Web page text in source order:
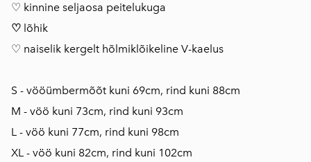
♡ kinnine seljaosa peitelukuga
♡ lõhik
♡ naiselik kergelt hõlmiklõikeline V-kaelus
S - vööümbermõõt kuni 69cm, rind kuni 88cm
M - vöö kuni 73cm, rind kuni 93cm
L - vöö kuni 77cm, rind kuni 98cm
XL - vöö kuni 82cm, rind kuni 102cm